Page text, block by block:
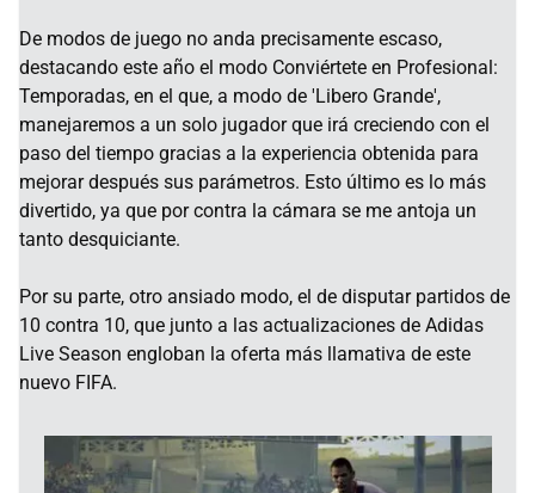
De modos de juego no anda precisamente escaso,
destacando este año el modo Conviértete en Profesional:
Temporadas, en el que, a modo de 'Libero Grande',
manejaremos a un solo jugador que irá creciendo con el
paso del tiempo gracias a la experiencia obtenida para
mejorar después sus parámetros. Esto último es lo más
divertido, ya que por contra la cámara se me antoja un
tanto desquiciante.
Por su parte, otro ansiado modo, el de disputar partidos de
10 contra 10, que junto a las actualizaciones de Adidas
Live Season engloban la oferta más llamativa de este
nuevo FIFA.